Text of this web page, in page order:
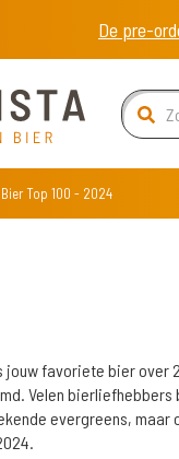
De pre-
Top 100 - 2024
jouw favoriete bier over
Velen bierliefhebbers
evergreens, maar